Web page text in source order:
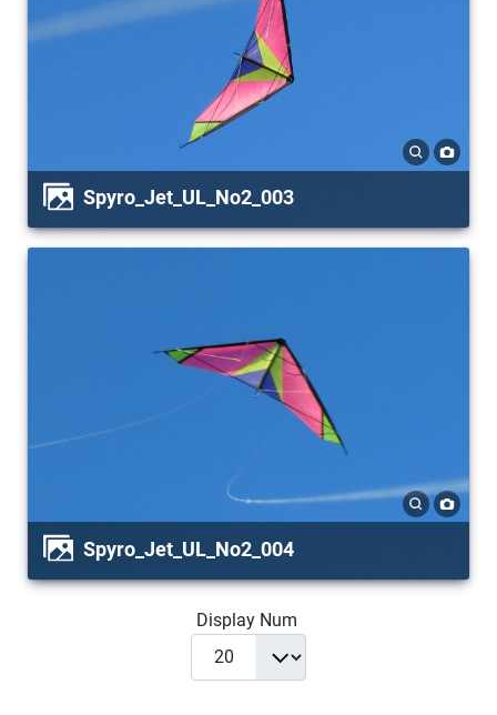
Spyro_Jet_UL_No2_003
Spyro_Jet_UL_No2_004
Display Num